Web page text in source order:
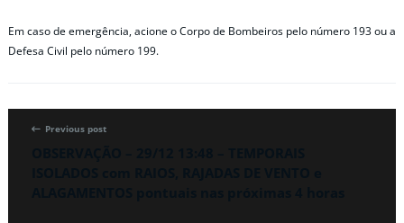
Em caso de emergência, acione o Corpo de Bombeiros pelo número 193 ou a
Defesa Civil pelo número 199.
Previous post